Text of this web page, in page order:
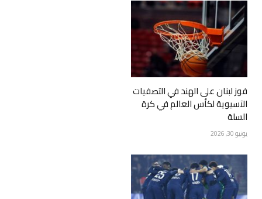
فوز لبنان على الهند في التصفيات
الآسيوية لكأس العالم في كرة
السلة
يونيو 30, 2026